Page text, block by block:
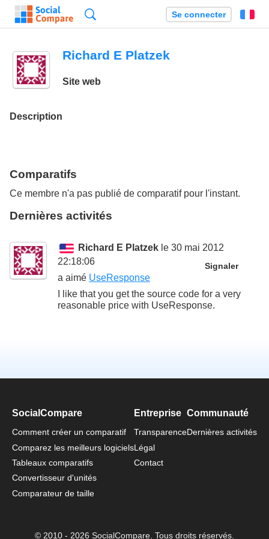
Se connecter
Richard E Platzek
Site web
Description
Comparatifs
Ce membre n'a pas publié de comparatif pour l'instant.
Dernières activités
Richard E Platzek le 30 mai 2012
22:18:06
Signaler
a aimé UseResponse
I like that you get the source code for a very
reasonable price with UseResponse.
SocialCompare
Comment créer un comparatif
Comparez les meilleurs logiciels
Tableaux comparatifs
Convertisseur d'unités
Comparateur de taille
Entreprise
Transparence
Légal
Contact
Communauté
Dernières activités
© 2010 - 2026 SocialCompare. Tous droits réservés.